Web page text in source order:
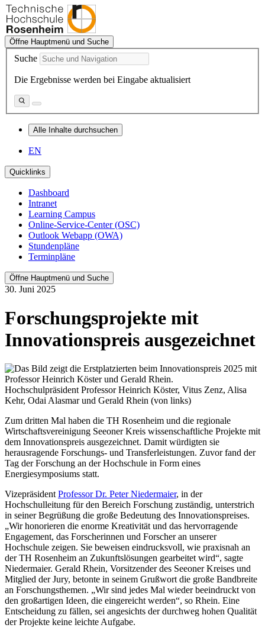
Öffne Hauptmenü und Suche
Suche
Die Ergebnisse werden bei Eingabe aktualisiert
Alle Inhalte durchsuchen
EN
Quicklinks
Dashboard
Intranet
Learning Campus
Online-Service-Center (OSC)
Outlook Webapp (OWA)
Stundenpläne
Terminpläne
Öffne Hauptmenü und Suche
30. Juni 2025
Forschungsprojekte mit
Innovationspreis ausgezeichnet
Hochschulpräsident Professor Heinrich Köster, Vitus Zenz, Alisa
Kehr, Odai Alasmar und Gerald Rhein (von links)
Zum dritten Mal haben die TH Rosenheim und die regionale
Wirtschaftsvereinigung Seeoner Kreis wissenschaftliche Projekte mit
dem Innovationspreis ausgezeichnet. Damit würdigten sie
herausragende Forschungs- und Transferleistungen. Zuvor fand der
Tag der Forschung an der Hochschule in Form eines
Energiesymposiums statt.
VizepräsidentProfessor Dr. Peter Niedermaier, in der
Hochschulleitung für den Bereich Forschung zuständig, unterstrich
in seiner Begrüßung die große Bedeutung des Innovationspreises.
„Wir honorieren die enorme Kreativität und das hervorragende
Engagement, das Forscherinnen und Forscher an unserer
Hochschule zeigen. Sie beweisen eindrucksvoll, wie praxisnah an
der TH Rosenheim an Zukunftslösungen gearbeitet wird“, sagte
Niedermaier. Gerald Rhein, Vorsitzender des Seeoner Kreises und
Mitglied der Jury, betonte in seinem Grußwort die große Bandbreite
an Forschungsthemen. „Wir sind jedes Mal wieder beeindruckt von
den großartigen Ideen, die eingereicht werden“, so Rhein. Eine
Entscheidung zu fällen, sei angesichts der durchweg hohen Qualität
der Projekte keine leichte Aufgabe.